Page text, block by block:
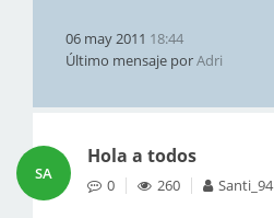
06 may 2011 18:44
Último mensaje porAdri
SA
Hola a todos
0 260 Santi_94